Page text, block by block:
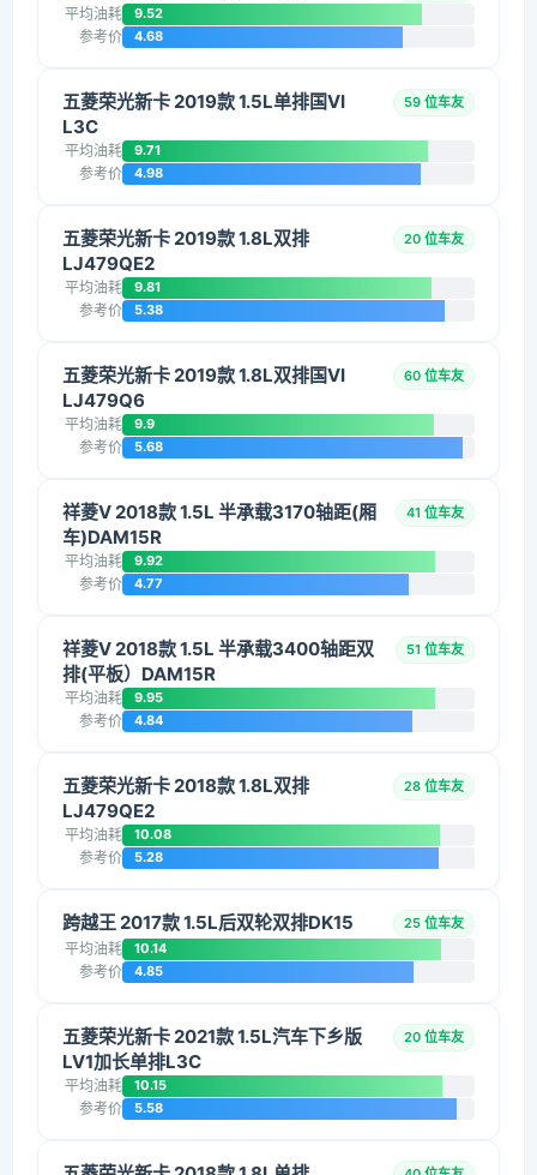
平均油耗 9.52
参考价 4.68
五菱荣光新卡 2019款 1.5L单排国VI
L3C
59 位车友
平均油耗 9.71
参考价 4.98
五菱荣光新卡 2019款 1.8L双排
LJ479QE2
20 位车友
平均油耗 9.81
参考价 5.38
五菱荣光新卡 2019款 1.8L双排国VI
LJ479Q6
60 位车友
平均油耗 9.9
参考价 5.68
祥菱V 2018款 1.5L 半承载3170轴距(厢
车)DAM15R
41 位车友
平均油耗 9.92
参考价 4.77
祥菱V 2018款 1.5L 半承载3400轴距双
排(平板）DAM15R
51 位车友
平均油耗 9.95
参考价 4.84
五菱荣光新卡 2018款 1.8L双排
LJ479QE2
28 位车友
平均油耗 10.08
参考价 5.28
跨越王 2017款 1.5L后双轮双排DK15 25 位车友
平均油耗 10.14
参考价 4.85
五菱荣光新卡 2021款 1.5L汽车下乡版
LV1加长单排L3C
20 位车友
平均油耗 10.15
参考价 5.58